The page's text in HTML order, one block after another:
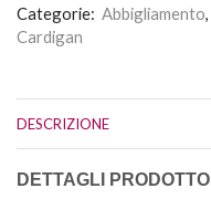
Categorie: Abbigliamento,
Cardigan
DESCRIZIONE
DETTAGLI PRODOTTO